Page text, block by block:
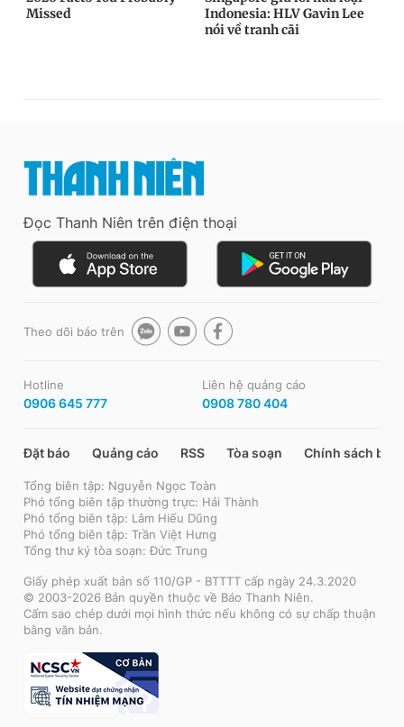
Đọc Thanh Niên trên điện thoại
Theo dõi báo trên
Hotline
0906 645 777
Liên hệ quảng cáo
0908 780 404
Đặt báo Quảng cáo RSS Tòa soạn Chính sách bảo
Tổng biên tập: Nguyễn Ngọc Toàn
Phó tổng biên tập thường trực: Hải Thành
Phó tổng biên tập: Lâm Hiếu Dũng
Phó tổng biên tập: Trần Việt Hưng
Tổng thư ký tòa soạn: Đức Trung
Giấy phép xuất bản số 110/GP - BTTTT cấp ngày 24.3.2020
© 2003-2026 Bản quyền thuộc về Báo Thanh Niên.
Cấm sao chép dưới mọi hình thức nếu không có sự chấp thuận
bằng văn bản.